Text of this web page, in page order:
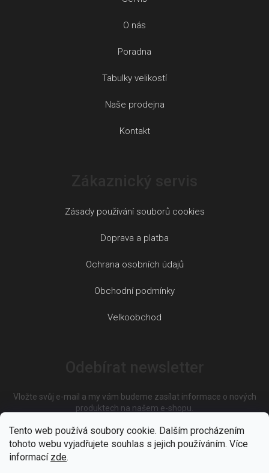
Tento web používá soubory cookie. Dalším procházením
tohoto webu vyjadřujete souhlas s jejich používáním. Více
informací zde.
O nás
Poradna
Tabulky velikostí
Naše prodejna
Kontakt
Zásady používání souborů cookies
Doprava a platba
Ochrana osobních údajů
Obchodní podmínky
Velkoobchod
Vložte svůj e-mail a my vám budeme zasílat informace o nových
produktech na našem e-shopu.
E-mail